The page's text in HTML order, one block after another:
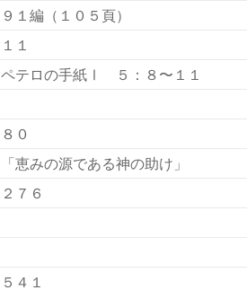
ブ
で
く)
９１編（１０５頁）
１１
ペテロの手紙Ⅰ ５：８〜１１
８０
「恵みの源である神の助け」
２７６
５４１